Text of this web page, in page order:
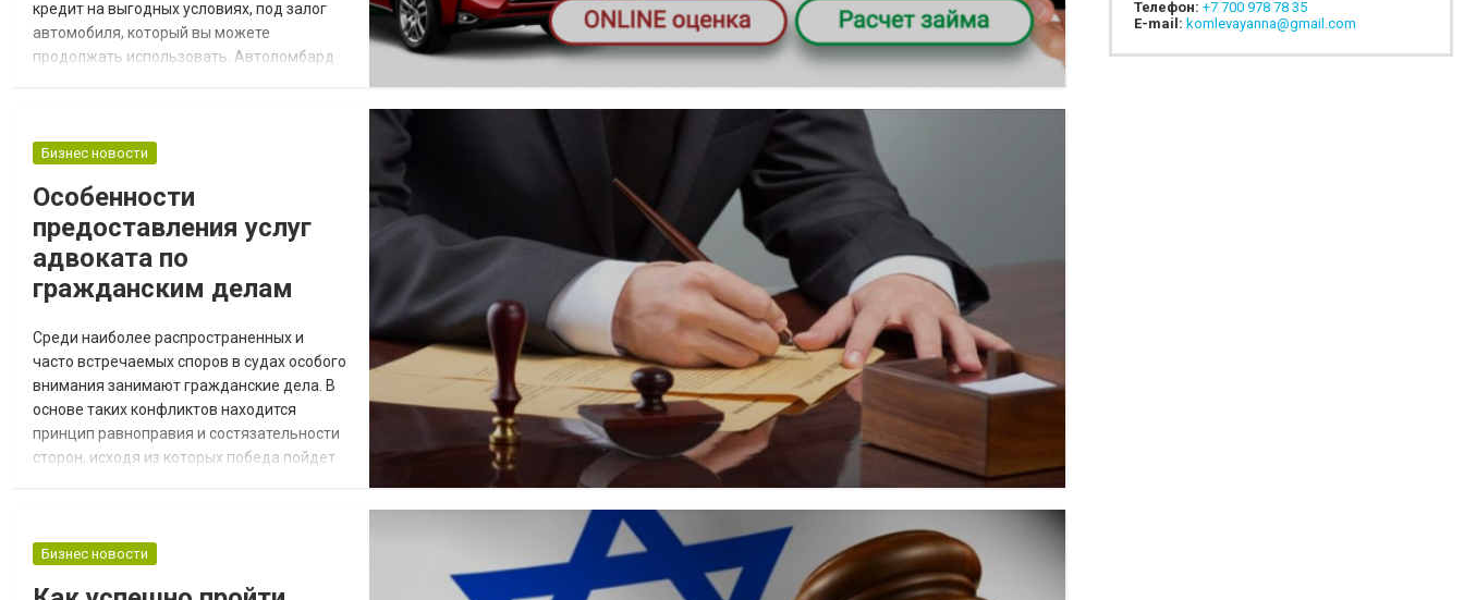
кредит на выгодных условиях, под залог
автомобиля, который вы можете
продолжать использовать. Автоломбард
Всего 30 минут от заявки до получения
Требования для получения наличных: 1.
Владени...
Бизнес новости
Особенности
предоставления услуг
адвоката по
гражданским делам
Среди наиболее распространенных и
часто встречаемых споров в судах особого
внимания занимают гражданские дела. В
основе таких конфликтов находится
принцип равноправия и состязательности
сторон, исходя из которых победа пойдет
судебном состязании, необходимо
Бизнес новости
Телефон: +7 700 978 78 35
E-mail: komlevayanna@gmail.com